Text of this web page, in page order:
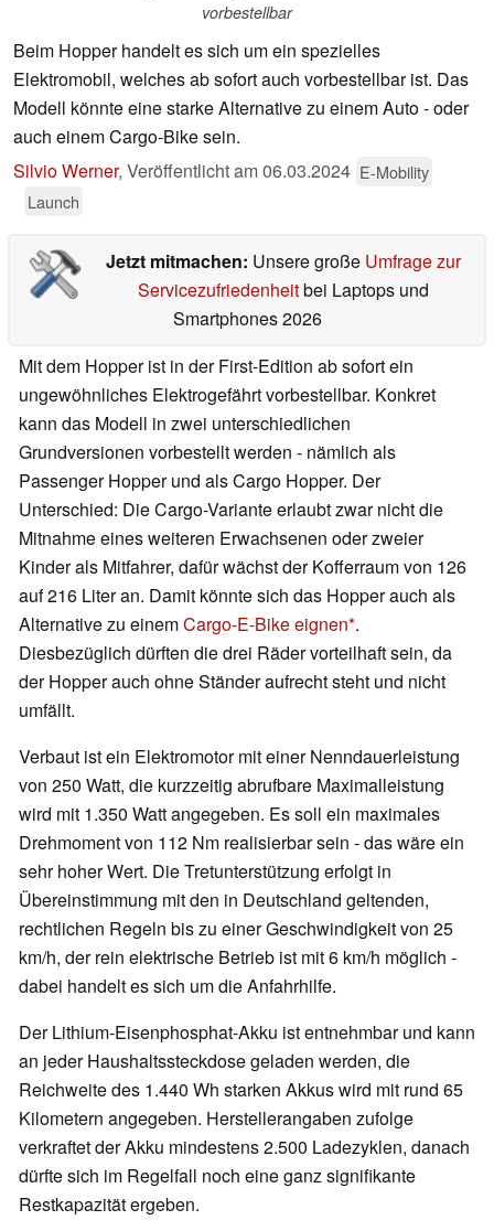
vorbestellbar
Beim Hopper handelt es sich um ein spezielles
Elektromobil, welches ab sofort auch vorbestellbar ist. Das
Modell könnte eine starke Alternative zu einem Auto - oder
auch einem Cargo-Bike sein.
Silvio Werner, Veröffentlicht am06.03.2024 E-Mobility
Launch
Jetzt mitmachen: Unsere große Umfrage zur
Servicezufriedenheitbei Laptops und
Smartphones 2026
Mit dem Hopper ist in der First-Edition ab sofort ein
ungewöhnliches Elektrogefährt vorbestellbar. Konkret
kann das Modell in zwei unterschiedlichen
Grundversionen vorbestellt werden - nämlich als
Passenger Hopper und als Cargo Hopper. Der
Unterschied: Die Cargo-Variante erlaubt zwar nicht die
Mitnahme eines weiteren Erwachsenen oder zweier
Kinder als Mitfahrer, dafür wächst der Kofferraum von 126
auf 216 Liter an. Damit könnte sich das Hopper auch als
Alternative zu einemCargo-E-Bike eignen .
Diesbezüglich dürften die drei Räder vorteilhaft sein, da
der Hopper auch ohne Ständer aufrecht steht und nicht
umfällt.
Verbaut ist ein Elektromotor mit einer Nenndauerleistung
von 250 Watt, die kurzzeitig abrufbare Maximalleistung
wird mit 1.350 Watt angegeben. Es soll ein maximales
Drehmoment von 112 Nm realisierbar sein - das wäre ein
sehr hoher Wert. Die Tretunterstützung erfolgt in
Übereinstimmung mit den in Deutschland geltenden,
rechtlichen Regeln bis zu einer Geschwindigkeit von 25
km/h, der rein elektrische Betrieb ist mit 6 km/h möglich -
dabei handelt es sich um die Anfahrhilfe.
Der Lithium-Eisenphosphat-Akku ist entnehmbar und kann
an jeder Haushaltssteckdose geladen werden, die
Reichweite des 1.440 Wh starken Akkus wird mit rund 65
Kilometern angegeben. Herstellerangaben zufolge
verkraftet der Akku mindestens 2.500 Ladezyklen, danach
dürfte sich im Regelfall noch eine ganz signifikante
Restkapazität ergeben.